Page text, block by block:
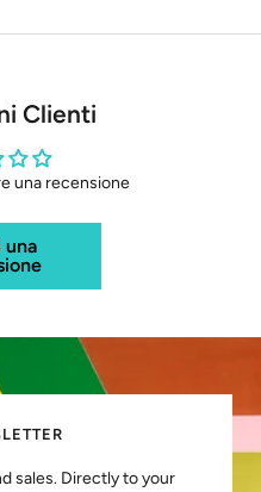
Clienti
una recensione
una
sales. Directly to your